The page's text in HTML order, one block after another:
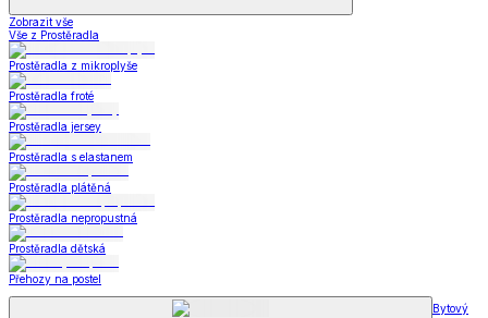
Zobrazit vše
Vše z Prostěradla
Prostěradla z mikroplyše
Prostěradla froté
Prostěradla jersey
Prostěradla s elastanem
Prostěradla plátěná
Prostěradla nepropustná
Prostěradla dětská
Přehozy na postel
Bytový